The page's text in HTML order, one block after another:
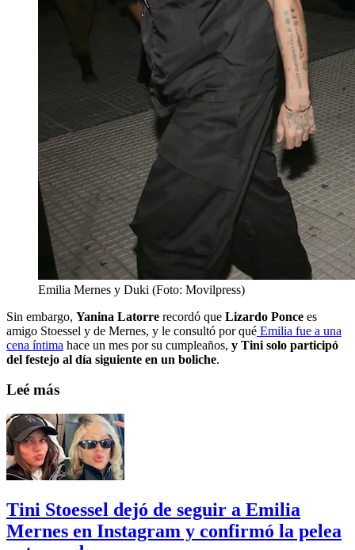
Emilia Mernes y Duki (Foto: Movilpress)
Sin embargo, Yanina Latorre recordó que Lizardo Ponce es
amigo Stoessel y de Mernes, y le consultó por qué Emilia fue a una
cena íntima hace un mes por su cumpleaños, y Tini solo participó
del festejo al día siguiente en un boliche.
Leé más
Tini Stoessel dejó de seguir a Emilia
Mernes en Instagram y confirmó la pelea